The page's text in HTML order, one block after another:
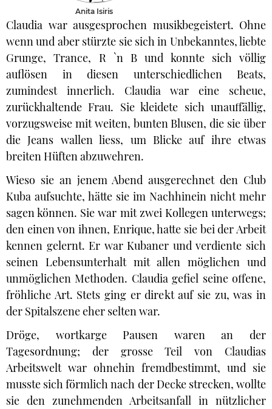
Anita Isiris
Claudia war ausgesprochen musikbegeistert. Ohne
wenn und aber stürzte sie sich in Unbekanntes, liebte
Grunge, Trance, R `n B und konnte sich völlig
auflösen in diesen unterschiedlichen Beats,
zumindest innerlich. Claudia war eine scheue,
zurückhaltende Frau. Sie kleidete sich unauffällig,
vorzugsweise mit weiten, bunten Blusen, die sie über
die Jeans wallen liess, um Blicke auf ihre etwas
breiten Hüften abzuwehren.
Wieso sie an jenem Abend ausgerechnet den Club
Kuba aufsuchte, hätte sie im Nachhinein nicht mehr
sagen können. Sie war mit zwei Kollegen unterwegs;
den einen von ihnen, Enrique, hatte sie bei der Arbeit
kennen gelernt. Er war Kubaner und verdiente sich
seinen Lebensunterhalt mit allen möglichen und
unmöglichen Methoden. Claudia gefiel seine offene,
fröhliche Art. Stets ging er direkt auf sie zu, was in
der Spitalszene eher selten war.
Dröge, wortkarge Pausen waren an der
Tagesordnung; der grosse Teil von Claudias
Arbeitswelt war ohnehin fremdbestimmt, und sie
musste sich förmlich nach der Decke strecken, wollte
sie den zunehmenden Arbeitsanfall in nützlicher